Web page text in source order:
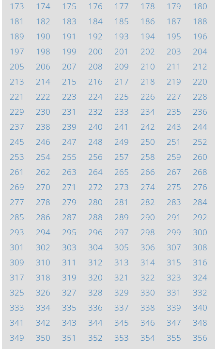
173
174 175 176 177 178 179
180
181
182 183 184 185 186 187
188
189
190 191 192 193 194 195
196
197
198 199 200 201 202 203
204
205
206 207 208 209 210 211
212
213
214 215 216 217 218 219
220
221
222 223 224 225 226 227
228
229
230 231 232 233 234 235
236
237
238 239 240 241 242 243
244
245
246 247 248 249 250 251
252
253
254 255 256 257 258 259
260
261
262 263 264 265 266 267
268
269
270 271 272 273 274 275
276
277
278 279 280 281 282 283
284
285
286 287 288 289 290 291
292
293
294 295 296 297 298 299
300
301
302 303 304 305 306 307
308
309
310 311 312 313 314 315
316
317
318 319 320 321 322 323
324
325
326 327 328 329 330 331
332
333
334 335 336 337 338 339
340
341
342 343 344 345 346 347
348
349
350 351 352 353 354 355
356